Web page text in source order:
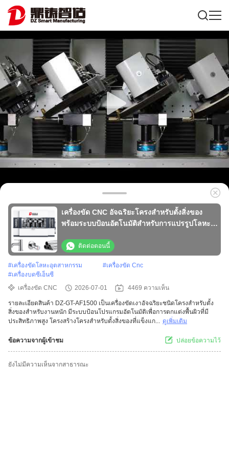
เครื่องขัด CNC อัจฉริยะโครงสำหรับตั้งสิ่งของ
พร้อมระบบป้อนอัตโนมัติสำหรับการแปรรูปโลหะ
ติดต่อตอนนี้
#เครื่องขัดโลหะอุตสาหกรรม #เครื่องขัด Cnc
#เครื่องบดซีเอ็นซี
เครื่องขัด CNC
2026-07-01 4469 ความเห็น
รายละเอียดสินค้า DZ-GT-AF1500 เป็นเครื่องขัดเงาอัจฉริยะชนิดโครงสำหรับตั้ง
สิ่งของสำหรับงานหนัก มีระบบป้อนโปรแกรมอัตโนมัติเพื่อการตกแต่งพื้นผิวที่มี
ประสิทธิภาพสูง โครงสร้างโครงสำหรับตั้งสิ่งของที่แข็งแก... ดูเพิ่มเติม
ข้อความจากผู้เข้าชม ปล่อยข้อความไว้
ยังไม่มีความเห็นจากสาธารณะ